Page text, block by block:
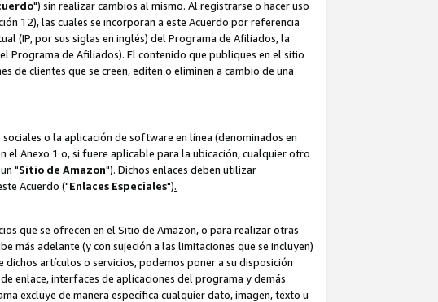
") sin realizar cambios al mismo. Al registrarse o hacer uso
12), las cuales se incorporan a este Acuerdo por referencia
(IP, por sus siglas en inglés) del Programa de Afiliados, la
Programa de Afiliados). El contenido que publiques en el sitio
de clientes que se creen, editen o eliminen a cambio de una
o la aplicación de software en línea (denominados en
el Anexo 1 o, si fuere aplicable para la ubicación, cualquier otro
"Sitio de Amazon"). Dichos enlaces deben utilizar
Acuerdo ("Enlaces Especiales").
que se ofrecen en el Sitio de Amazon, o para realizar otras
más adelante (y con sujeción a las limitaciones que se incluyen)
artículos o servicios, podemos poner a su disposición
enlace, interfaces de aplicaciones del programa y demás
excluye de manera específica cualquier dato, imagen, texto u